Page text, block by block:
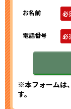
お名前 必
電話番号 必
※本フォームは
す。